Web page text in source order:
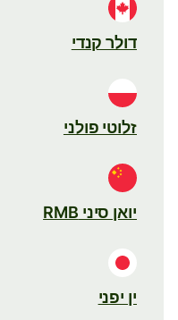
דולר קנדי
זלוטי פולני
יואן סיני RMB
ין יפני